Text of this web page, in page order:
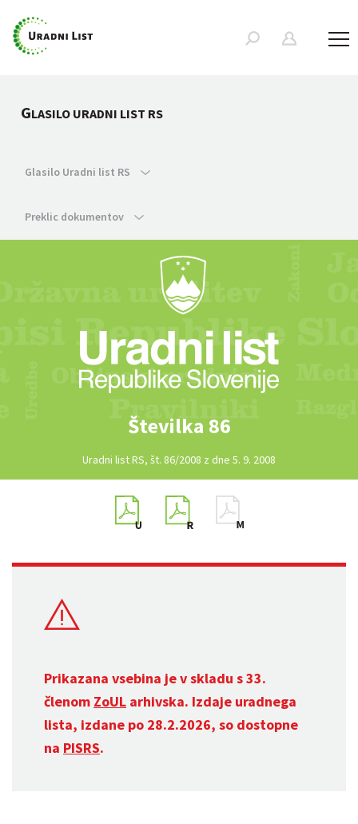
GLASILO URADNI LIST RS
Glasilo Uradni list RS
Preklic dokumentov
Številka 86
Uradni list RS, št. 86/2008 z dne 5. 9. 2008
Prikazana vsebina je v skladu s 33.
členom ZoUL arhivska. Izdaje uradnega
lista, izdane po 28.2.2026, so dostopne
na PISRS.